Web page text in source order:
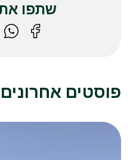
שתפו
פוסטים אחרונים